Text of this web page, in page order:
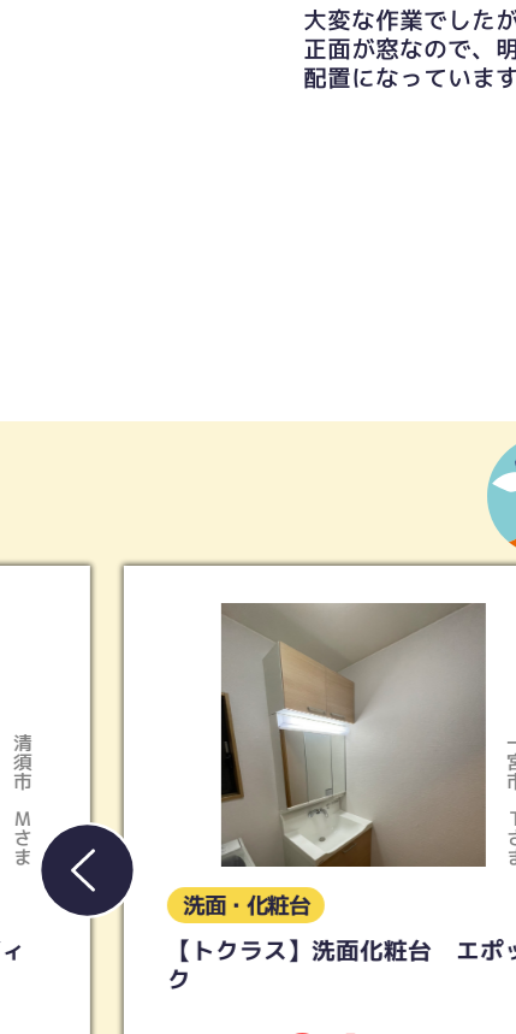
大変な作業でした
正面が窓なので、
配置になっています
洗面・化粧台
【トクラス】洗面化粧台 エポッ